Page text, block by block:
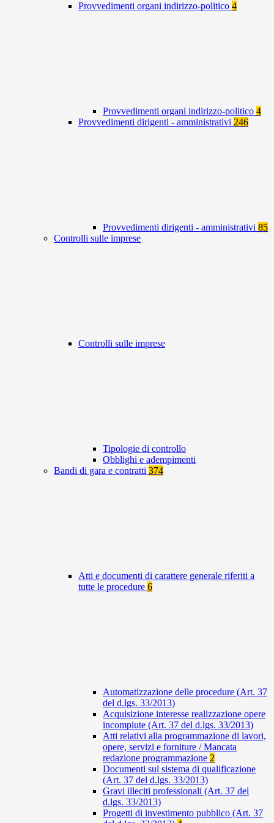
Provvedimenti organi indirizzo-politico 4
Provvedimenti organi indirizzo-politico 4
Provvedimenti dirigenti - amministrativi 246
Provvedimenti dirigenti - amministrativi 85
Controlli sulle imprese
Controlli sulle imprese
Tipologie di controllo
Obblighi e adempimenti
Bandi di gara e contratti 374
Atti e documenti di carattere generale riferiti a
tutte le procedure 6
Automatizzazione delle procedure (Art. 37
del d.lgs. 33/2013)
Acquisizione interesse realizzazione opere
incompiute (Art. 37 del d.lgs. 33/2013)
Atti relativi alla programmazione di lavori,
opere, servizi e forniture / Mancata
redazione programmazione 2
Documenti sul sistema di qualificazione
(Art. 37 del d.lgs. 33/2013)
Gravi illeciti professionali (Art. 37 del
d.lgs. 33/2013)
Progetti di investimento pubblico (Art. 37